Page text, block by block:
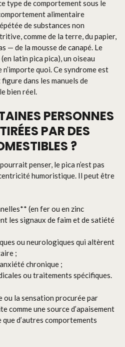
type de comportement sous le
alimentaire
de substances non
comme de la terre, du papier,
— de la mousse de canapé. Le
latin pica pica), un oiseau
quoi. Ce syndrome est
dans les manuels de
bien réel.
PERSONNES
PAR DES
?
penser, le pica n’est pas
humoristique. Il peut être
(en fer ou en zinc
les signaux de faim et de satiété
ou neurologiques qui altèrent
;
chronique ;
ou traitements spécifiques.
ou la sensation procurée par
comme une source d’apaisement
d’autres comportements